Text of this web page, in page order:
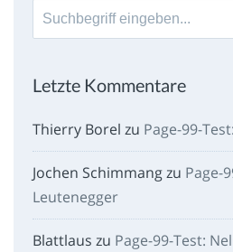
Suche
nach:
Letzte Kommentare
Thierry Borel zu Page-99-
Jochen Schimmangzu Page-
Leutenegger
Blattlaus zu Page-99-Test: